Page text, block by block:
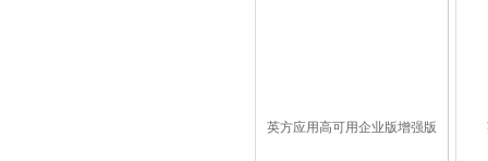
英方应用高可用企业版增强版